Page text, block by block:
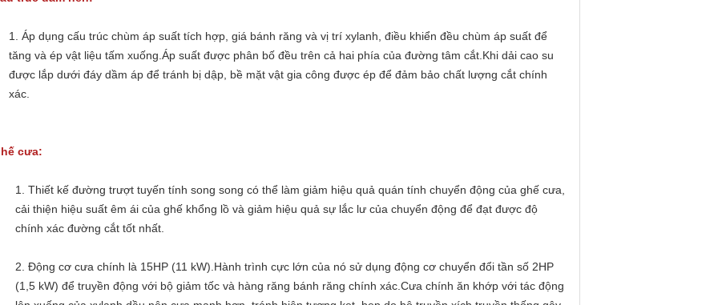
1. Áp dụng cấu trúc chùm áp suất tích hợp, giá bánh răng và vị trí xylanh, điều khiển đều chùm áp suất để
tăng và ép vật liệu tấm xuống.Áp suất được phân bố đều trên cả hai phía của đường tâm cắt.Khi dải cao su
được lắp dưới đáy dầm áp để tránh bị dập, bề mặt vật gia công được ép để đảm bảo chất lượng cắt chính
xác.
cưa:
1. Thiết kế đường trượt tuyến tính song song có thể làm giảm hiệu quả quán tính chuyển động của ghế cưa,
cải thiện hiệu suất êm ái của ghế khổng lồ và giảm hiệu quả sự lắc lư của chuyển động để đạt được độ
chính xác đường cắt tốt nhất.
2. Động cơ cưa chính là 15HP (11 kW).Hành trình cực lớn của nó sử dụng động cơ chuyển đổi tần số 2HP
(1,5 kW) để truyền động với bộ giảm tốc và hàng răng bánh răng chính xác.Cưa chính ăn khớp với tác động